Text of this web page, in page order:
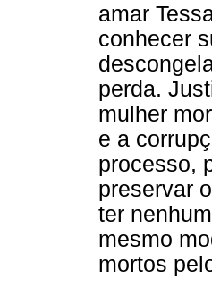
amar
conhecer
perda.
mulher
e a
processo,
preservar o
ter
mesmo
mortos